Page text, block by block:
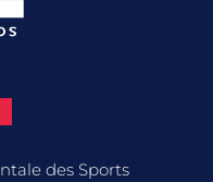
des Sports